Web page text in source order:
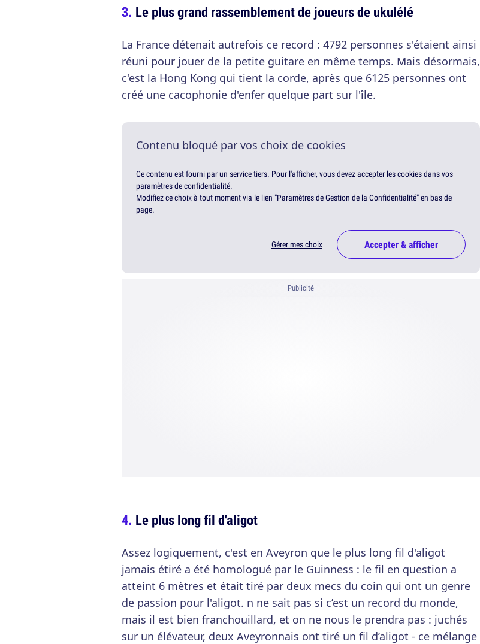
Le plus grand rassemblement de joueurs de ukulélé
La France détenait autrefois ce record : 4792 personnes s'étaient ainsi
réuni pour jouer de la petite guitare en même temps. Mais désormais,
c'est la Hong Kong qui tient la corde, après que 6125 personnes ont
créé une cacophonie d'enfer quelque part sur l'île.
Contenu bloqué par vos choix de cookies
Ce contenu est fourni par un service tiers. Pour l'afficher, vous devez accepter les cookies dans vos
paramètres de confidentialité.
Modifiez ce choix à tout moment via le lien "Paramètres de Gestion de la Confidentialité" en bas de
page.
Gérer mes choix Accepter & afficher
Publicité
Le plus long fil d'aligot
Assez logiquement, c'est en Aveyron que le plus long fil d'aligot
jamais étiré a été homologué par le Guinness : le fil en question a
atteint 6 mètres et était tiré par deux mecs du coin qui ont un genre
de passion pour l'aligot. n ne sait pas si c’est un record du monde,
mais il est bien franchouillard, et on ne nous le prendra pas : juchés
sur un élévateur, deux Aveyronnais ont tiré un fil d’aligot - ce mélange